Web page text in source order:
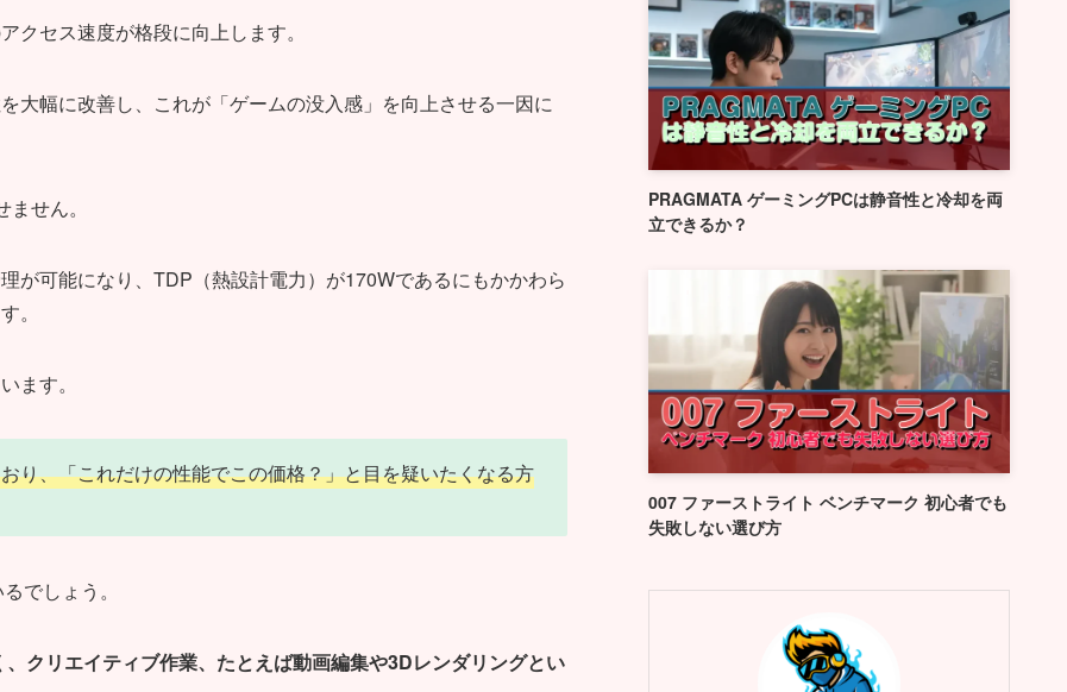
クセス速度が格段に向上します。
大幅に改善し、これが「ゲームの没入感」を向上させる一因に
せん。
が可能になり、TDP（熱設計電力）が170Wであるにもかかわら
。
ます。
り、「これだけの性能でこの価格？」と目を疑いたくなる方
でしょう。
クリエイティブ作業、たとえば動画編集や3Dレンダリングとい
PRAGMATA ゲーミングPCは静音性と冷却を両
立できるか？
007 ファーストライト ベンチマーク 初心者でも
失敗しない選び方